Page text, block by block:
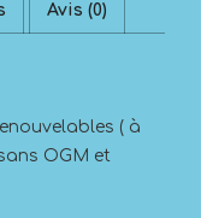
Avis (0)
( à
OGM et